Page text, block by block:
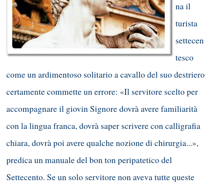
na il
turista
settecen
tesco
come un ardimentoso solitario a cavallo del suo destriero
certamente commette un errore: «Il servitore scelto per
accompagnare il giovin Signore dovrà avere familiarità
con la lingua franca, dovrà saper scrivere con calligrafia
chiara, dovrà poi avere qualche nozione di chirurgia...»,
predica un manuale del bon ton peripatetico del
Settecento. Se un solo servitore non aveva tutte queste